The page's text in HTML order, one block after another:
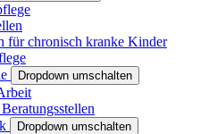
für chronisch kranke Kinder
Dropdown umschalten
Dropdown umschalten